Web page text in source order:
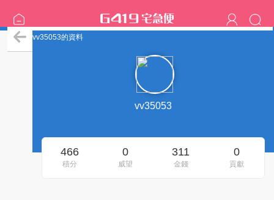
vv35053的資料
vv35053
466
積分
0
威望
311
金錢
0
貢獻